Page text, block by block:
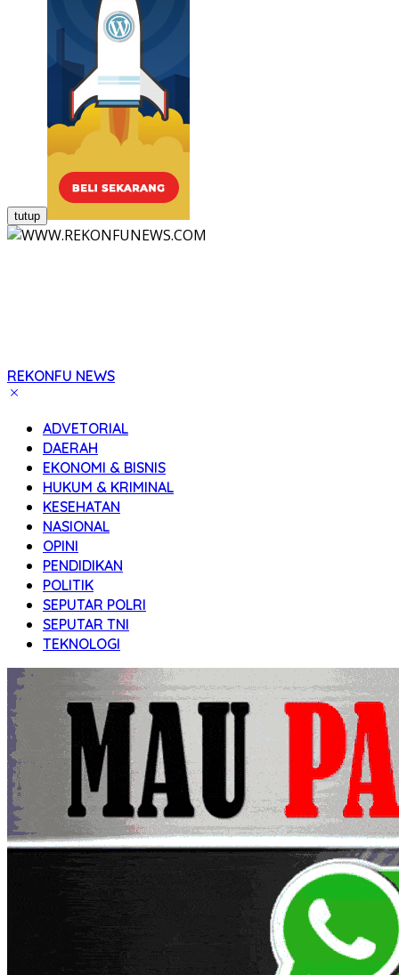
tutup
REKONFU NEWS
Tegas,
dan
Transparan
ADVETORIAL
DAERAH
EKONOMI & BISNIS
HUKUM & KRIMINAL
KESEHATAN
NASIONAL
OPINI
PENDIDIKAN
POLITIK
SEPUTAR POLRI
SEPUTAR TNI
TEKNOLOGI